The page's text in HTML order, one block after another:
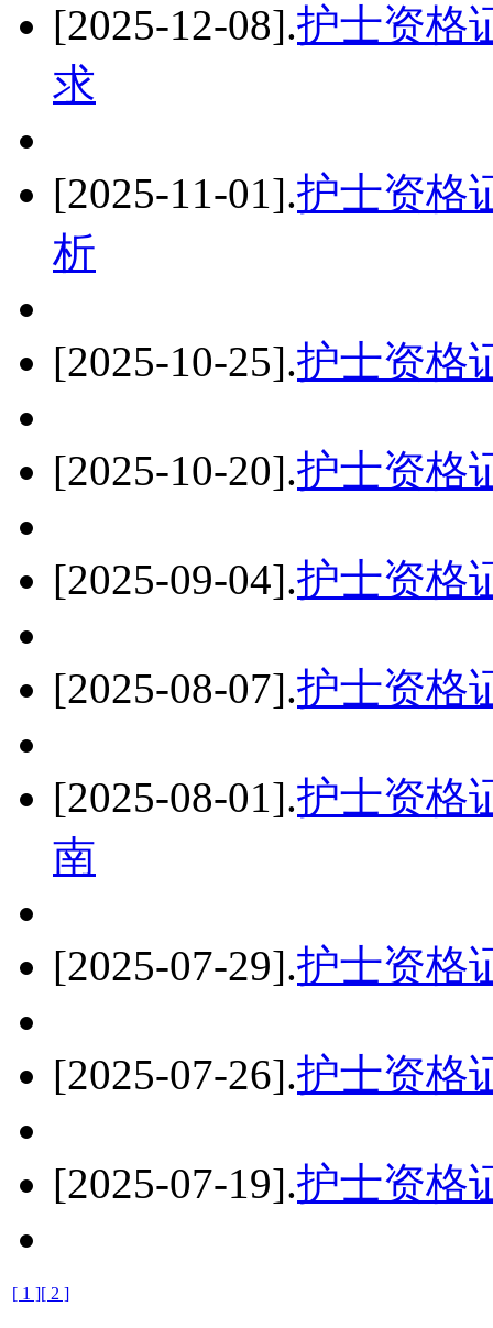
[2025-12-08].护士资格
求
[2025-11-01].护士资格
析
[2025-10-25].护士资格
[2025-10-20].护士资格
[2025-09-04].护士资格
[2025-08-07].护士资格
[2025-08-01].护士资格
南
[2025-07-29].护士资格
[2025-07-26].护士资格
[2025-07-19].护士资格
[ 1 ][ 2 ]